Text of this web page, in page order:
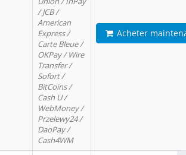
/ JCB /
American
Express /
Carte Bleue /
OKPay / Wire
Transfer /
Sofort /
BitCoins /
Cash U /
WebMoney /
Przelewy24 /
DaoPay /
Cash4WM
Acheter